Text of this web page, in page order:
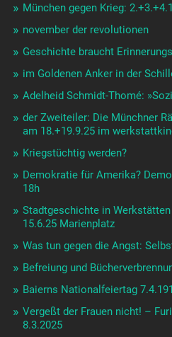
München gegen Krieg:
november der revolutionen
Geschichte braucht
im Goldenen Anker in der
Adelheid Schmidt-Thomé:
der Zweiteiler: Die Münchner
am 18.+19.9.25 im
Kriegstüchtig werden?
Demokratie für Amerika?
18h
Stadtgeschichte in
15.6.25 Marienplatz
Was tun gegen die Angst:
Befreiung und
Baierns Nationalfeiertag
Vergeßt der Frauen nicht! –
8.3.2025